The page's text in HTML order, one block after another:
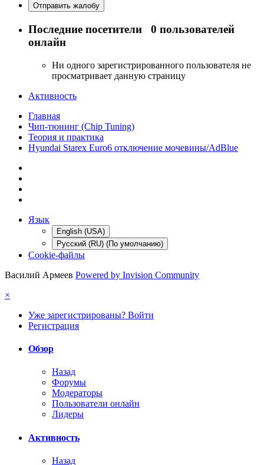
Отправить жалобу
Последние посетители 0 пользователей
онлайн
Ни одного зарегистрированного пользователя не
просматривает данную страницу
Активность
Главная
Чип-тюнинг (Chip Tuning)
Теория и практика
Hyundai Starex Euro6 отключение мочевины/AdBlue
Язык
English (USA)
Русский (RU) (По умолчанию)
Cookie-файлы
Василий Армеев Powered by Invision Community
×
Уже зарегистрированы? Войти
Регистрация
Обзор
Назад
Форумы
Модераторы
Пользователи онлайн
Лидеры
Активность
Назад